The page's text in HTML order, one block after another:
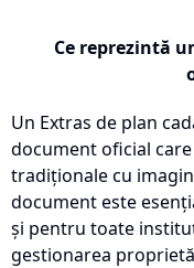
Ce reprezintă
Un Extras de plan
document oficial
tradiționale cu
document este
și pentru toate
gestionarea